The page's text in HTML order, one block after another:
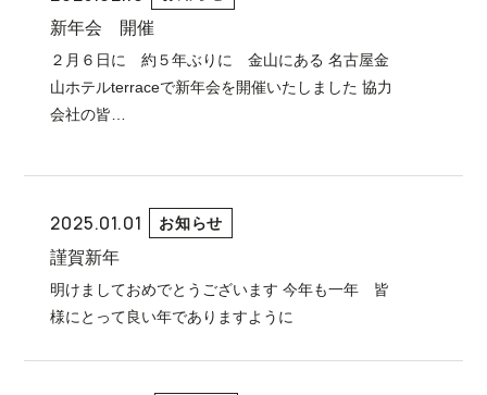
新年会 開催
２月６日に 約５年ぶりに 金山にある 名古屋金
山ホテルterraceで新年会を開催いたしました 協力
会社の皆…
2025.01.01 お知らせ
謹賀新年
明けましておめでとうございます 今年も一年 皆
様にとって良い年でありますように